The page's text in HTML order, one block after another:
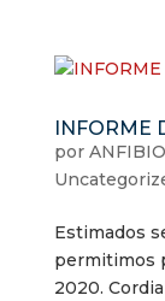
INFORME
por
Estimados
permitimos
2020.